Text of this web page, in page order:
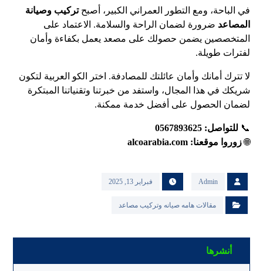
في الباحة، ومع التطور العمراني الكبير، أصبحتركيب وصيانة
المصاعد ضرورة لضمان الراحة والسلامة. الاعتماد على
المتخصصين يضمن حصولك على مصعد يعمل بكفاءة وأمان
لفترات طويلة.
لا تترك أمانك وأمان عائلتك للمصادفة. اختر الكو العربية لتكون
شريكك في هذا المجال، واستفد من خبرتنا وتقنياتنا المبتكرة
لضمان الحصول على أفضل خدمة ممكنة.
📞 للتواصل: 0567893625
🌐زوروا موقعنا:alcoarabia.com
Admin فبراير 13, 2025
مقالات هامه صيانه وتركيب مصاعد